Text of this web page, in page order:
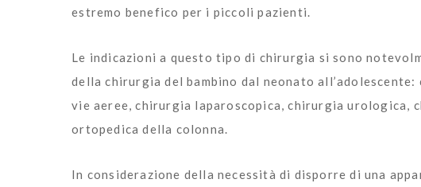
estremo benefico per i piccoli pazienti.
Le indicazioni a questo tipo di chirurgia si sono
della chirurgia del bambino dal neonato
vie aeree, chirurgia laparoscopica, chirurgia urologica,
ortopedica della colonna.
In considerazione della necessità di disporre di una